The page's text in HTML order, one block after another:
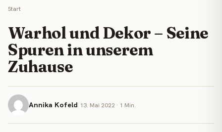
Start
Warhol und Dekor – Seine
Spuren in unserem
Zuhause
Annika Kofeld 13. Mai 2022 · 1 Min.